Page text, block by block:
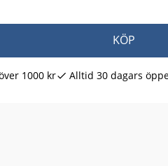
KÖP
1000 kr Alltid 30 dagars